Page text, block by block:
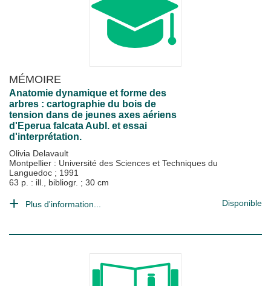
MÉMOIRE
Anatomie dynamique et forme des
arbres : cartographie du bois de
tension dans de jeunes axes aériens
d'Eperua falcata Aubl. et essai
d'interprétation.
Olivia Delavault
Montpellier : Université des Sciences et Techniques du
Languedoc ; 1991
63 p. : ill., bibliogr. ; 30 cm
Plus d'information... Disponible